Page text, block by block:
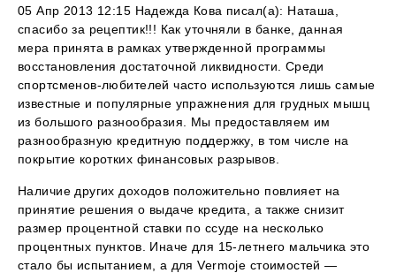
05 Апр 2013 12:15 Надежда Кова писал(а): Наташа,
спасибо за рецептик!!! Как уточняли в банке, данная
мера принята в рамках утвержденной программы
восстановления достаточной ликвидности. Среди
спортсменов-любителей часто используются лишь самые
известные и популярные упражнения для грудных мышц
из большого разнообразия. Мы предоставляем им
разнообразную кредитную поддержку, в том числе на
покрытие коротких финансовых разрывов.
Наличие других доходов положительно повлияет на
принятие решения о выдаче кредита, а также снизит
размер процентной ставки по ссуде на несколько
процентных пунктов. Иначе для 15-летнего мальчика это
стало бы испытанием, а для Vermoje стоимостей —